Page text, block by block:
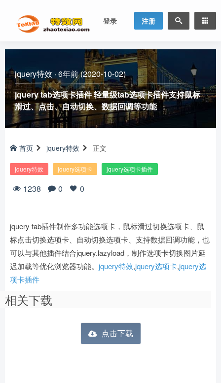
登录 注册
jquery特效 · 6年前 (2020-10-02)
jquery tab选项卡插件 轻量级tab选项卡插件支持鼠标
滑过、点击、自动切换、数据回调等功能
首页 jquery特效 正文
jquery特效 jquery选项卡 jquery选项卡插件
1238 0 0
jquery tab插件制作多功能选项卡，鼠标滑过切换选项卡、鼠
标点击切换选项卡、自动切换选项卡、支持数据回调功能，也
可以与其他插件结合jquery.lazyload，制作选项卡切换图片延
迟加载等优化浏览器功能。 jquery特效,jquery选项卡,jquery选
项卡插件
相关下载
点击下载